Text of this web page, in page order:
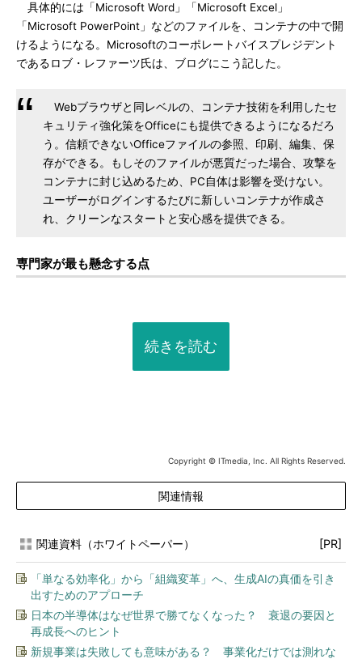
具体的には「Microsoft Word」「Microsoft Excel」
「Microsoft PowerPoint」などのファイルを、コンテナの中で開
けるようになる。Microsoftのコーポレートバイスプレジデント
であるロブ・レファーツ氏は、ブログにこう記した。
Webブラウザと同レベルの、コンテナ技術を利用したセ
キュリティ強化策をOfficeにも提供できるようになるだろ
う。信頼できないOfficeファイルの参照、印刷、編集、保
存ができる。もしそのファイルが悪質だった場合、攻撃を
コンテナに封じ込めるため、PC自体は影響を受けない。
ユーザーがログインするたびに新しいコンテナが作成さ
れ、クリーンなスタートと安心感を提供できる。
専門家が最も懸念する点
続きを読む
Copyright © ITmedia, Inc. All Rights Reserved.
関連情報
関連資料（ホワイトペーパー） [PR]
「単なる効率化」から「組織変革」へ、生成AIの真価を引き
出すためのアプローチ
日本の半導体はなぜ世界で勝てなくなった？ 衰退の要因と
再成長へのヒント
新規事業は失敗しても意味がある？ 事業化だけでは測れな